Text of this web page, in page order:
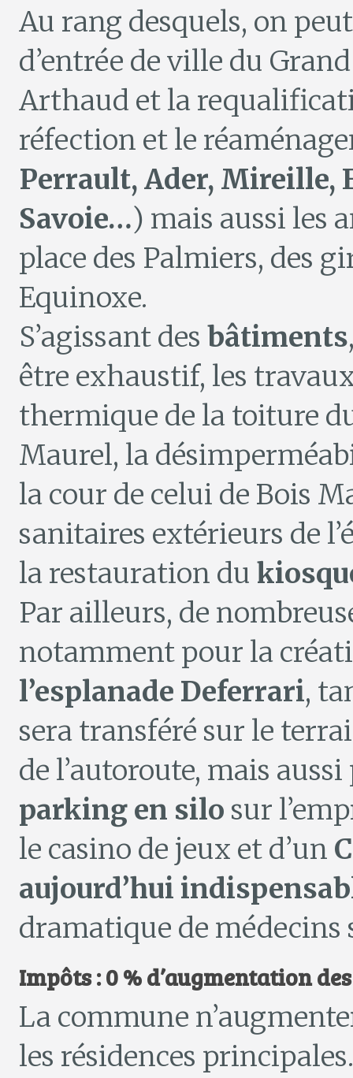
Au rang desquels, on
d’entrée de ville du
Arthaud et la
réfection et le
Perrault, Ader, Mireille,
Savoie…) mais aussi les
place des Palmiers, des
Equinoxe.
S’agissant des bâtiments
être exhaustif, les
thermique de la toiture
Maurel, la
la cour de celui de Bois
sanitaires extérieurs de
la restauration du
Par ailleurs, de
notamment pour la
l’esplanade Deferrari,
sera transféré sur le
de l’autoroute, mais
parking en silo sur
le casino de jeux et d’un
aujourd’hui
dramatique de médecins
Impôts : 0 % d’augmentation
La commune
les résidences